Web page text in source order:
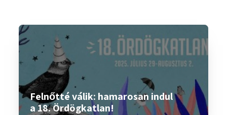
Felnőtté válik: hamarosan indul
a 18. Ördögkatlan!